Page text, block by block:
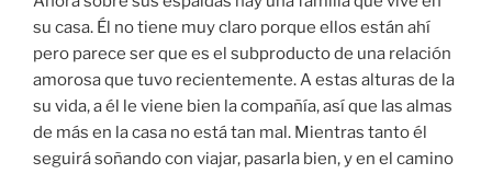
su casa. Él no tiene muy claro porque ellos están ahí
pero parece ser que es el subproducto de una relación
amorosa que tuvo recientemente. A estas alturas de la
su vida, a él le viene bien la compañía, así que las almas
de más en la casa no está tan mal. Mientras tanto él
seguirá soñando con viajar, pasarla bien, y en el camino